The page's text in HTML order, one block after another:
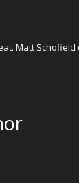
Matt